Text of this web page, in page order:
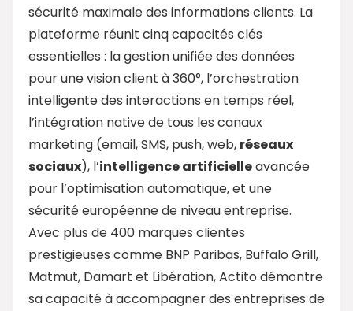
sécurité maximale des informations clients. La
plateforme réunit cinq capacités clés
essentielles : la gestion unifiée des données
pour une vision client à 360°, l’orchestration
intelligente des interactions en temps réel,
l’intégration native de tous les canaux
marketing (email, SMS, push, web, réseaux
sociaux), l’intelligence artificielleavancée
pour l’optimisation automatique, et une
sécurité européenne de niveau entreprise.
Avec plus de 400 marques clientes
prestigieuses comme BNP Paribas, Buffalo Grill,
Matmut, Damart et Libération, Actito démontre
sa capacité à accompagner des entreprises de